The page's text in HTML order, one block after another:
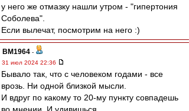
у него же отмазку нашли утром - "гипертония
Соболева".
Если вылечат, посмотрим на него :)
BM1964 -
31 июл 2024 22:36
Бывало так, что с человеком годами - все
врозь. Ни одной близкой мысли.
И вдруг по какому то 20-му пункту совпадешь